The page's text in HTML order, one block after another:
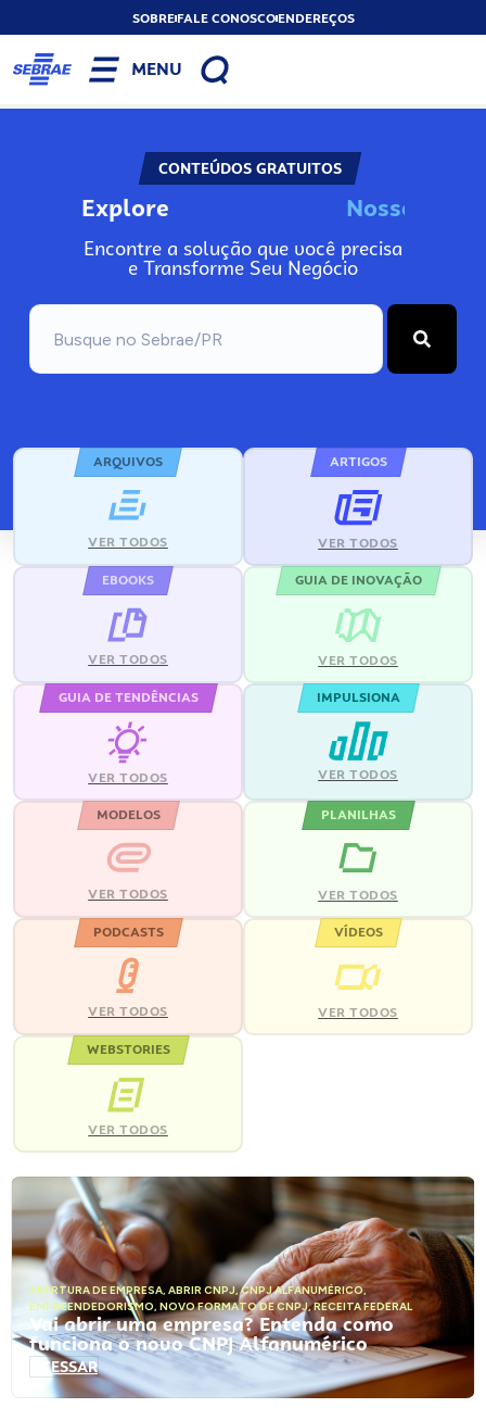
SOBREFALE CONOSCOENDEREÇOS
MENU
CONTEÚDOS GRATUITOS
Explore Nosso
Encontre a solução que você precisa
e Transforme Seu Negócio
ARQUIVOS
VER TODOS
ARTIGOS
VER TODOS
EBOOKS
VER TODOS
GUIA DE INOVAÇÃO
VER TODOS
GUIA DE TENDÊNCIAS
VER TODOS
IMPULSIONA
VER TODOS
MODELOS
VER TODOS
PLANILHAS
VER TODOS
PODCASTS
VER TODOS
VÍDEOS
VER TODOS
WEBSTORIES
VER TODOS
ABERTURA DE EMPRESA, ABRIR CNPJ,CNPJ ALFANUMÉRICO,
EMPREENDEDORISMO, NOVO FORMATO DE CNPJ,RECEITA FEDERAL
Vai abrir uma empresa? Entenda como
funciona o novo CNPJ Alfanumérico
ACESSAR